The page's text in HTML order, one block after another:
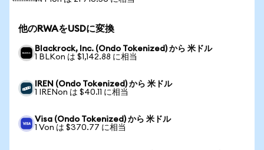
他のRWAをUSDに変換
Blackrock, Inc. (Ondo Tokenized) から 米ドル
1 BLKon は $1,142.88 に相当
IREN (Ondo Tokenized) から 米ドル
1 IRENon は $40.11 に相当
Visa (Ondo Tokenized) から 米ドル
1 Von は $370.77 に相当